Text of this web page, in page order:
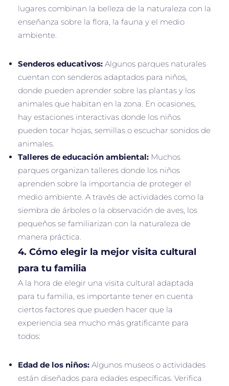
lugares combinan la belleza de la naturaleza con la
enseñanza sobre la flora, la fauna y el medio
ambiente.
Senderos educativos: Algunos parques naturales
cuentan con senderos adaptados para niños,
donde pueden aprender sobre las plantas y los
animales que habitan en la zona. En ocasiones,
hay estaciones interactivas donde los niños
pueden tocar hojas, semillas o escuchar sonidos de
animales.
Talleres de educación ambiental: Muchos
parques organizan talleres donde los niños
aprenden sobre la importancia de proteger el
medio ambiente. A través de actividades como la
siembra de árboles o la observación de aves, los
pequeños se familiarizan con la naturaleza de
manera práctica.
4. Cómo elegir la mejor visita cultural
para tu familia
A la hora de elegir una visita cultural adaptada
para tu familia, es importante tener en cuenta
ciertos factores que pueden hacer que la
experiencia sea mucho más gratificante para
todos:
Edad de los niños: Algunos museos o actividades
están diseñados para edades específicas. Verifica